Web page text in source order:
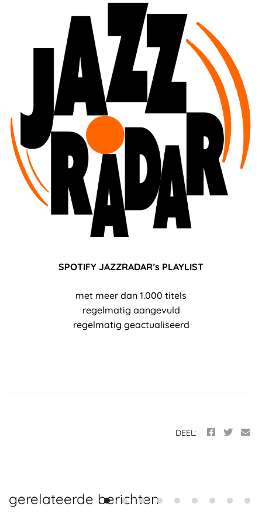
SPOTIFY JAZZRADAR’s PLAYLIST
met meer dan 1.000 titels
regelmatig aangevuld
regelmatig geactualiseerd
DEEL:
gerelateerde berichten